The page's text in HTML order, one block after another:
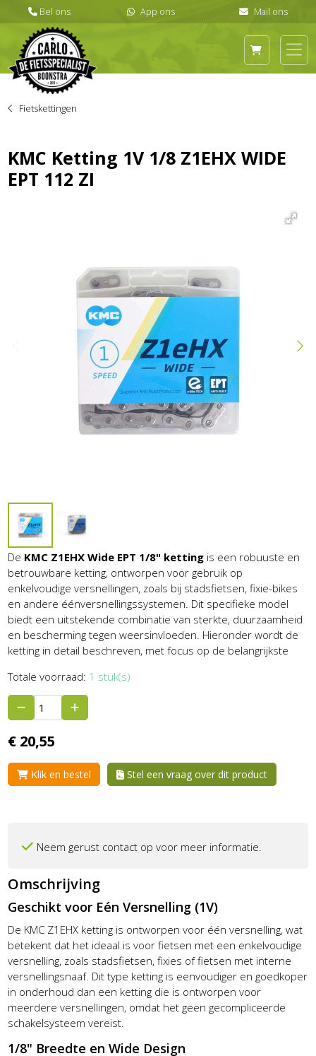
Fietskettingen
KMC Ketting 1V 1/8 Z1EHX WIDE
EPT 112 ZI
De KMC Z1EHX Wide EPT 1/8" ketting is een robuuste en
betrouwbare ketting, ontworpen voor gebruik op
enkelvoudige versnellingen, zoals bij stadsfietsen, fixie-bikes
en andere éénversnellingssystemen. Dit specifieke model
biedt een uitstekende combinatie van sterkte, duurzaamheid
en bescherming tegen weersinvloeden. Hieronder wordt de
ketting in detail beschreven, met focus op de belangrijkste
Totale voorraad: 1 stuk(s)
€ 20,55
Klik en bestel Stel een vraag over dit product
Neem gerust contact op voor meer informatie.
Omschrijving
Geschikt voor Eén Versnelling (1V)
De KMC Z1EHX ketting is ontworpen voor één versnelling, wat
betekent dat het ideaal is voor fietsen met een enkelvoudige
versnelling, zoals stadsfietsen, fixies of fietsen met interne
versnellingsnaaf. Dit type ketting is eenvoudiger en goedkoper
in onderhoud dan een ketting die is ontworpen voor
meerdere versnellingen, omdat het geen gecompliceerde
schakelsysteem vereist.
1/8" Breedte en Wide Design